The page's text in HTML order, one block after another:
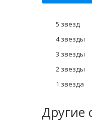
5 звезд
4 звезды
3 звезды
2 звезды
1 звезда
Другие